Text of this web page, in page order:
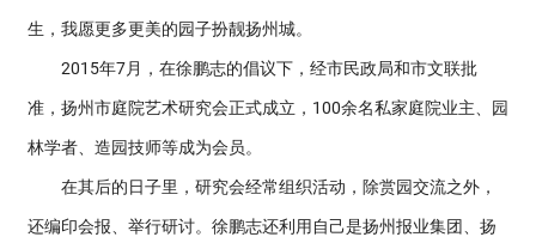
生，我愿更多更美的园子扮靓扬州城。
2015年7月，在徐鹏志的倡议下，经市民政局和市文联批
准，扬州市庭院艺术研究会正式成立，100余名私家庭院业主、园
林学者、造园技师等成为会员。
在其后的日子里，研究会经常组织活动，除赏园交流之外，
还编印会报、举行研讨。徐鹏志还利用自己是扬州报业集团、扬